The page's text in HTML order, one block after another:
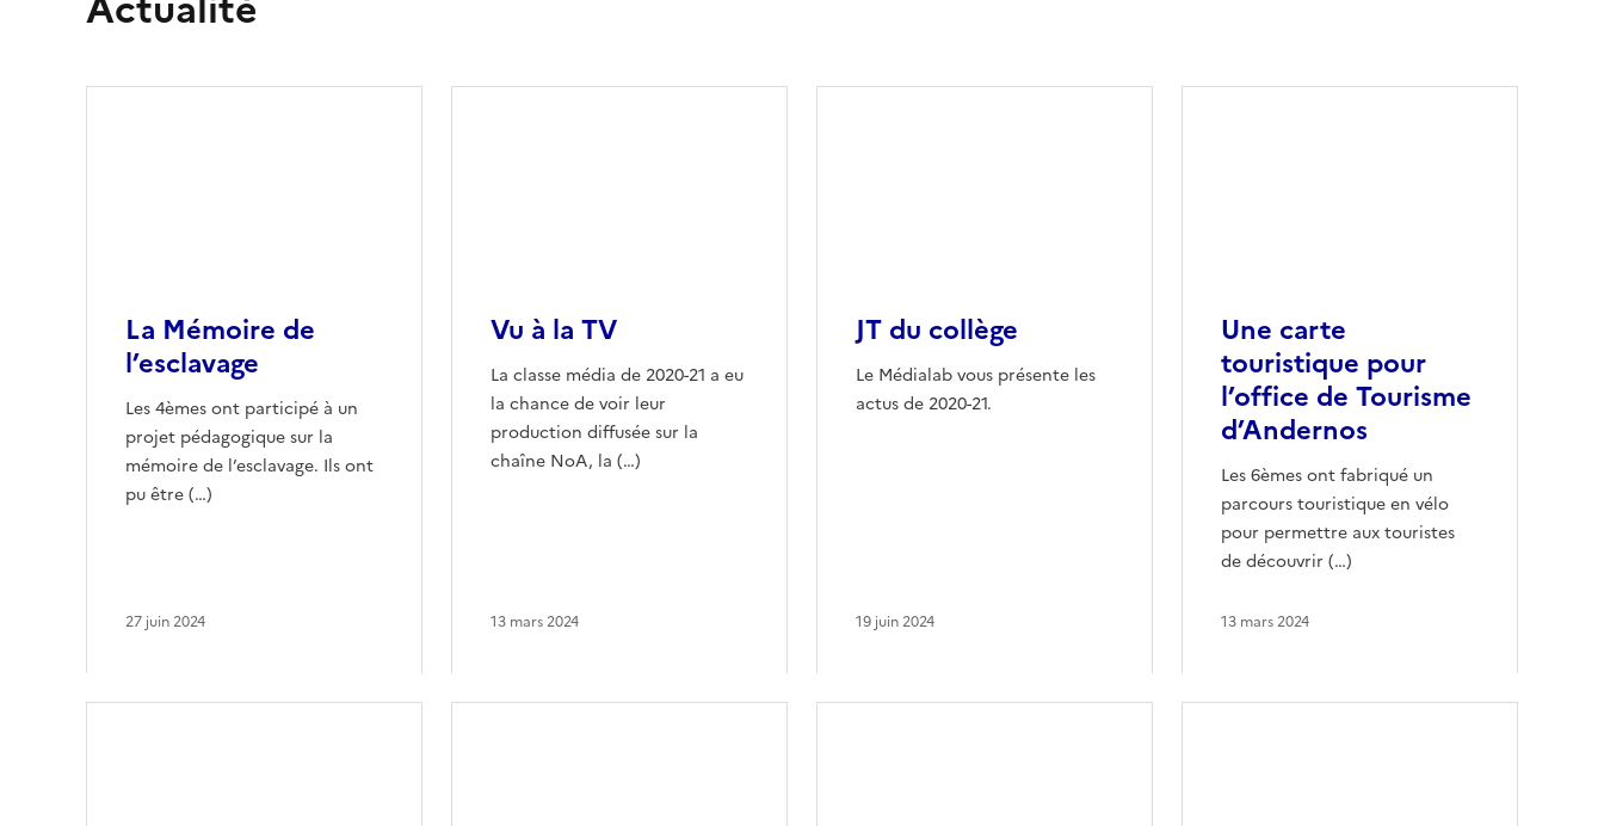
La Mémoire de
l’esclavage
Les 4èmes ont participé à un
projet pédagogique sur la
mémoire de l’esclavage. Ils ont
pu être (…)
27 juin 2024
Vu à la TV
La classe média de 2020-21 a eu
la chance de voir leur
production diffusée sur la
chaîne NoA, la (…)
13 mars 2024
JT du collège
Le Médialab vous présente les
actus de 2020-21.
19 juin 2024
Une carte
touristique pour
l’office de Tourisme
d’Andernos
Les 6èmes ont fabriqué un
parcours touristique en vélo
pour permettre aux touristes
de découvrir (…)
13 mars 2024